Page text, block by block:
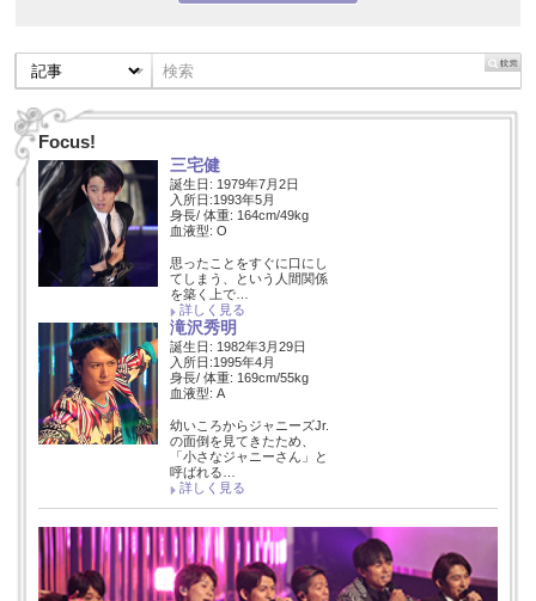
Focus!
三宅健
誕生日: 1979年7月2日
入所日:1993年5月
身長/ 体重: 164cm/49kg
血液型: O
思ったことをすぐに口にし
てしまう、という人間関係
を築く上で…
詳しく見る
滝沢秀明
誕生日: 1982年3月29日
入所日:1995年4月
身長/ 体重: 169cm/55kg
血液型: A
幼いころからジャニーズJr.
の面倒を見てきたため、
「小さなジャニーさん」と
呼ばれる…
詳しく見る